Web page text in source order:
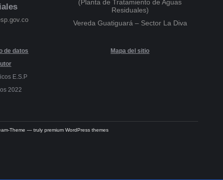
(Planta de Tratamiento de Aguas
Residuales)
Vereda Guatiguará – Sector La Diva
de datos
E.S.P
2022
Mapa del sitio
Theme — truly premium WordPress themes